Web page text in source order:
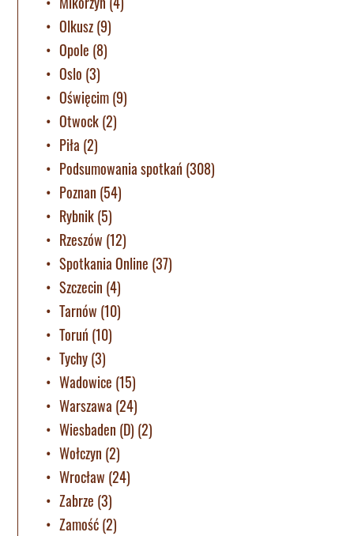
Olkusz(9)
Opole (8)
Oslo (3)
Oświęcim(9)
Otwock(2)
Piła (2)
Podsumowania spotkań (308)
Poznan (54)
Rybnik(5)
Rzeszów (12)
Spotkania Online (37)
Szczecin (4)
Tarnów (10)
Toruń (10)
Tychy(3)
Wadowice (15)
Warszawa (24)
Wiesbaden (D) (2)
Wołczyn (2)
Wrocław (24)
Zabrze (3)
Zamość(2)